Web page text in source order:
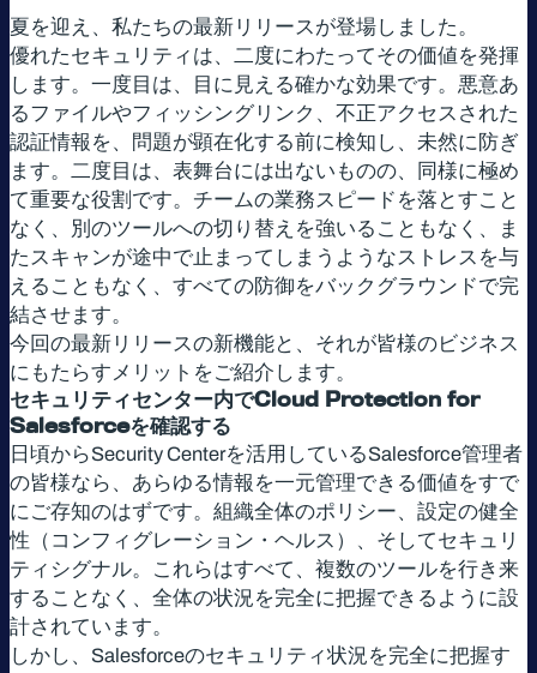
夏を迎え、私たちの最新リリースが登場しました。
優れたセキュリティは、二度にわたってその価値を発揮
します。一度目は、目に見える確かな効果です。悪意あ
るファイルやフィッシングリンク、不正アクセスされた
認証情報を、問題が顕在化する前に検知し、未然に防ぎ
ます。二度目は、表舞台には出ないものの、同様に極め
て重要な役割です。チームの業務スピードを落とすこと
なく、別のツールへの切り替えを強いることもなく、ま
たスキャンが途中で止まってしまうようなストレスを与
えることもなく、すべての防御をバックグラウンドで完
結させます。
今回の最新リリースの新機能と、それが皆様のビジネス
にもたらすメリットをご紹介します。
セキュリティセンター内でCloud Protection for
Salesforceを確認する
日頃からSecurity Centerを活用しているSalesforce管理者
の皆様なら、あらゆる情報を一元管理できる価値をすで
にご存知のはずです。組織全体のポリシー、設定の健全
性（コンフィグレーション・ヘルス）、そしてセキュリ
ティシグナル。これらはすべて、複数のツールを行き来
することなく、全体の状況を完全に把握できるように設
計されています。
しかし、Salesforceのセキュリティ状況を完全に把握す